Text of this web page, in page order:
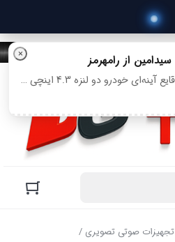
تجهیزات صوتی تصویری /
خ
× سیدامین از رامهرمز